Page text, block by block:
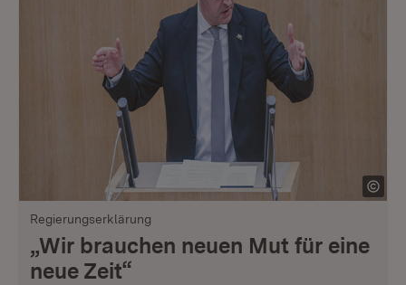
Regierungserklärung
„Wir brauchen neuen Mut für eine
neue Zeit“